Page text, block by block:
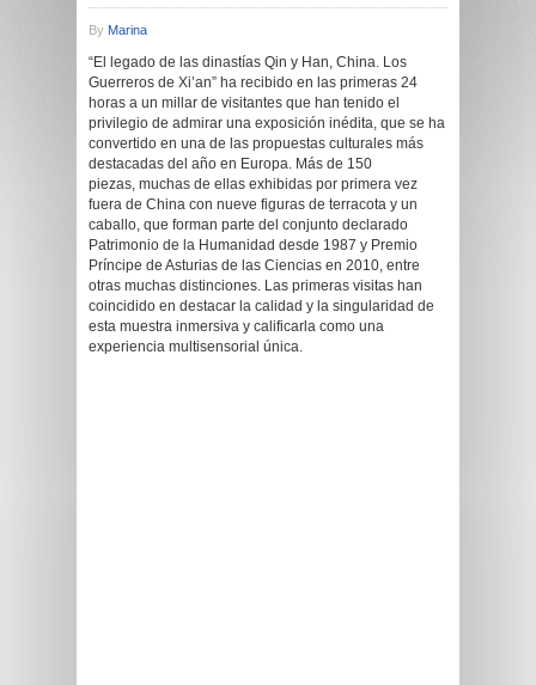
By Marina
“El legado de las dinastías Qin y Han, China. Los
Guerreros de Xi’an” ha recibido en las primeras 24
horas a un millar de visitantes que han tenido el
privilegio de admirar una exposición inédita, que se ha
convertido en una de las propuestas culturales más
destacadas del año en Europa. Más de 150
piezas, muchas de ellas exhibidas por primera vez
fuera de China con nueve figuras de terracota y un
caballo, que forman parte del conjunto declarado
Patrimonio de la Humanidad desde 1987 y Premio
Príncipe de Asturias de las Ciencias en 2010, entre
otras muchas distinciones. Las primeras visitas han
coincidido en destacar la calidad y la singularidad de
esta muestra inmersiva y calificarla como una
experiencia multisensorial única.